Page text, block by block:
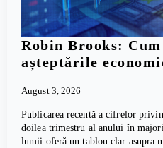
Robin Brooks: Cum
așteptările
August 3, 2026
Publicarea recentă a cifrelor
doilea trimestru al anului în
lumii oferă un tablou clar asupra